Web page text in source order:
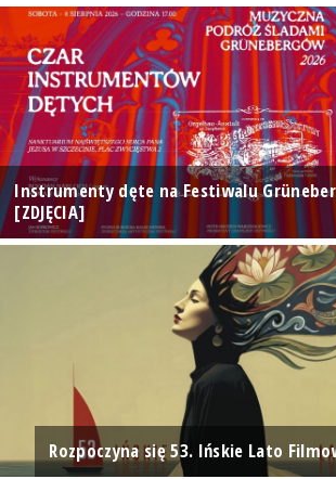
Instrumenty dęte na Festiwalu
[ZDJĘCIA]
Rozpoczyna się 53. Ińskie Lato